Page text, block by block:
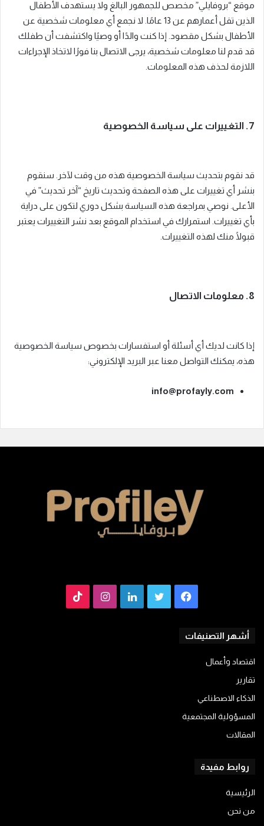
موقع “بروفايلي” مخصص للجمهور البالغ ولا يستهدف الأطفال
الذين تقل أعمارهم عن 13 عامًا. لا نجمع أي معلومات شخصية عن
الأطفال بشكل مقصود. إذا كنت والدًا أو وصيًا واكتشفت أن طفلك
قد قدم لنا معلومات شخصية، يرجى الاتصال بنا فورًا لاتخاذ الإجراءات
اللازمة لحذف هذه المعلومات.
7. التغييرات على سياسة الخصوصية
قد نقوم بتحديث سياسة الخصوصية هذه من وقت لآخر. سنقوم
بنشر أي تغييرات على هذه الصفحة وتحديث تاريخ “آخر تحديث” في
الأعلى. نوصي بمراجعة هذه السياسة بشكل دوري لتكون على دراية
بأي تغييرات. استمرارك في استخدام الموقع بعد نشر التغييرات يعتبر
قبولًا منك لهذه التغييرات.
8. معلومات الاتصال
إذا كانت لديك أي أسئلة أو استفسارات بخصوص سياسة الخصوصية
هذه، يمكنك التواصل معنا عبر البريد الإلكتروني:
info@profayly.com
فيسبوكتويتر لينكدإن انستقرام
أشهر التصنيفات
اقتصاد وأعمال
تقارير
الذكاء الاصطناعي
المسؤولية المجتمعية
المقالات
روابط مفيدة
الرئيسية
من نحن